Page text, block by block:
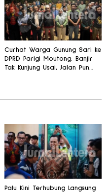
Curhat Warga Gunung Sari ke
DPRD Parigi Moutong: Banjir
Tak Kunjung Usai, Jalan Pun
Palu Kini Terhubung Langsung